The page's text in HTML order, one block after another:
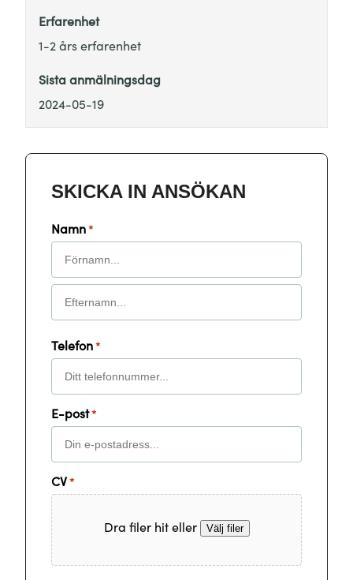
Erfarenhet
1-2 års erfarenhet
Sista anmälningsdag
2024-05-19
SKICKA IN ANSÖKAN
Namn*
Förnamn
Telefon*
E-post*
CV*
Dra filer hit eller Välj filer